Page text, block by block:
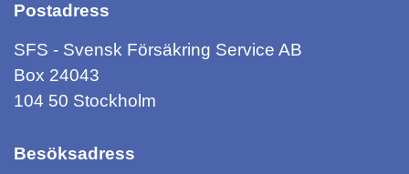
Postadress
SFS - Svensk Försäkring Service AB
Box 24043
104 50 Stockholm
Besöksadress